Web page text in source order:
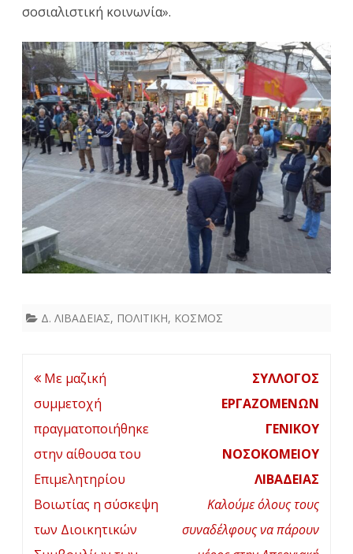
σοσιαλιστική κοινωνία».
Δ. ΛΙΒΑΔΕΙΑΣ, ΠΟΛΙΤΙΚΗ, ΚΟΣΜΟΣ
Πλοήγηση
άρθρων
Με μαζική
συμμετοχή
πραγματοποιήθηκε
στην αίθουσα του
Επιμελητηρίου
Βοιωτίας η σύσκεψη
των Διοικητικών
ΣΥΛΛΟΓΟΣ
ΕΡΓΑΖΟΜΕΝΩΝ
ΓΕΝΙΚΟΥ
ΝΟΣΟΚΟΜΕΙΟΥ
ΛΙΒΑΔΕΙΑΣ
Καλούμε όλους τους
συναδέλφους να πάρουν